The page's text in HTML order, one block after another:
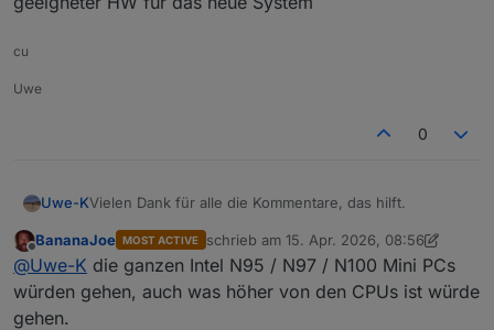
cu
Uwe
0
Uwe-KVielen Dank für alle die Kommentare, das hilft.
Nun durchforste ich mal das Forum nach Tipps zu
geeigneter HW für das neue System
Offline
BananaJoe MOST ACTIVE schrieb am 15. Apr. 2026, 08:56
zuletzt editiert von BananaJoe
@Uwe-K die ganzen Intel N95 / N97 / N100 Mini PCs
würden gehen, auch was höher von den CPUs ist würde
gehen.